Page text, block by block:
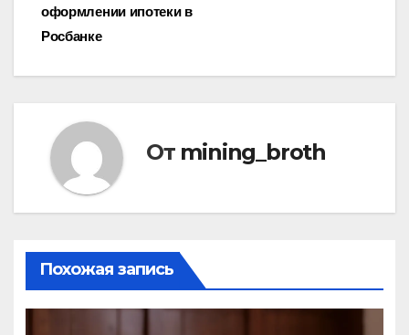
записям
оформлении ипотеки в
Росбанке
От mining_broth
Похожая запись